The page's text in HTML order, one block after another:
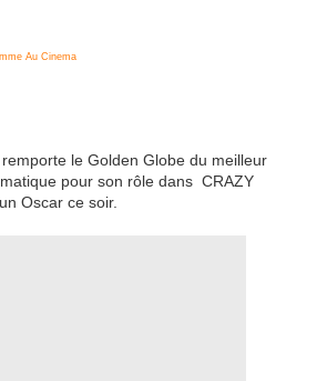
Au Cinema
remporte le Golden Globe du meilleur
pour son rôle dans CRAZY
Oscar ce soir.